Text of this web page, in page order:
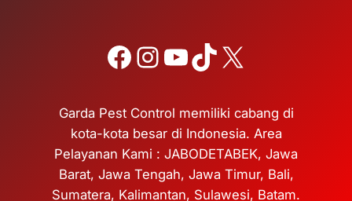
Facebook Instagram YouTube TikTok X
Garda Pest Control memiliki cabang di
kota-kota besar di Indonesia. Area
Pelayanan Kami : JABODETABEK, Jawa
Barat, Jawa Tengah, Jawa Timur, Bali,
Sumatera, Kalimantan, Sulawesi, Batam.